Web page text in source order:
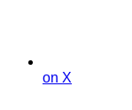
on X